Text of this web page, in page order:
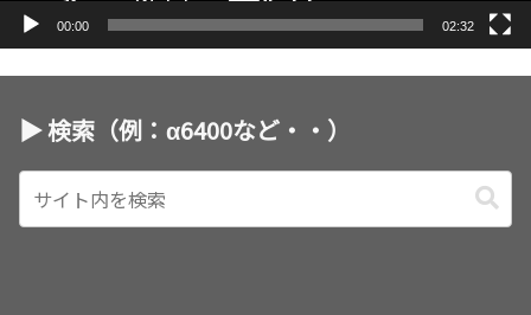
00:00 02:32
▶︎ 検索（例：α6400など・・）